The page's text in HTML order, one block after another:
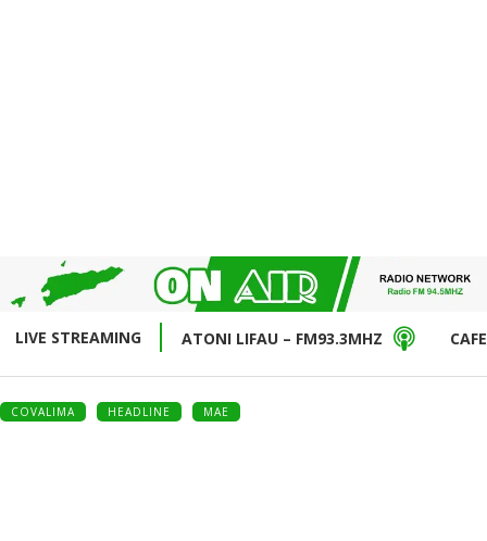
LIVE STREAMING ATONI LIFAU – FM93.3MHZ
COVALIMA HEADLINE MAE